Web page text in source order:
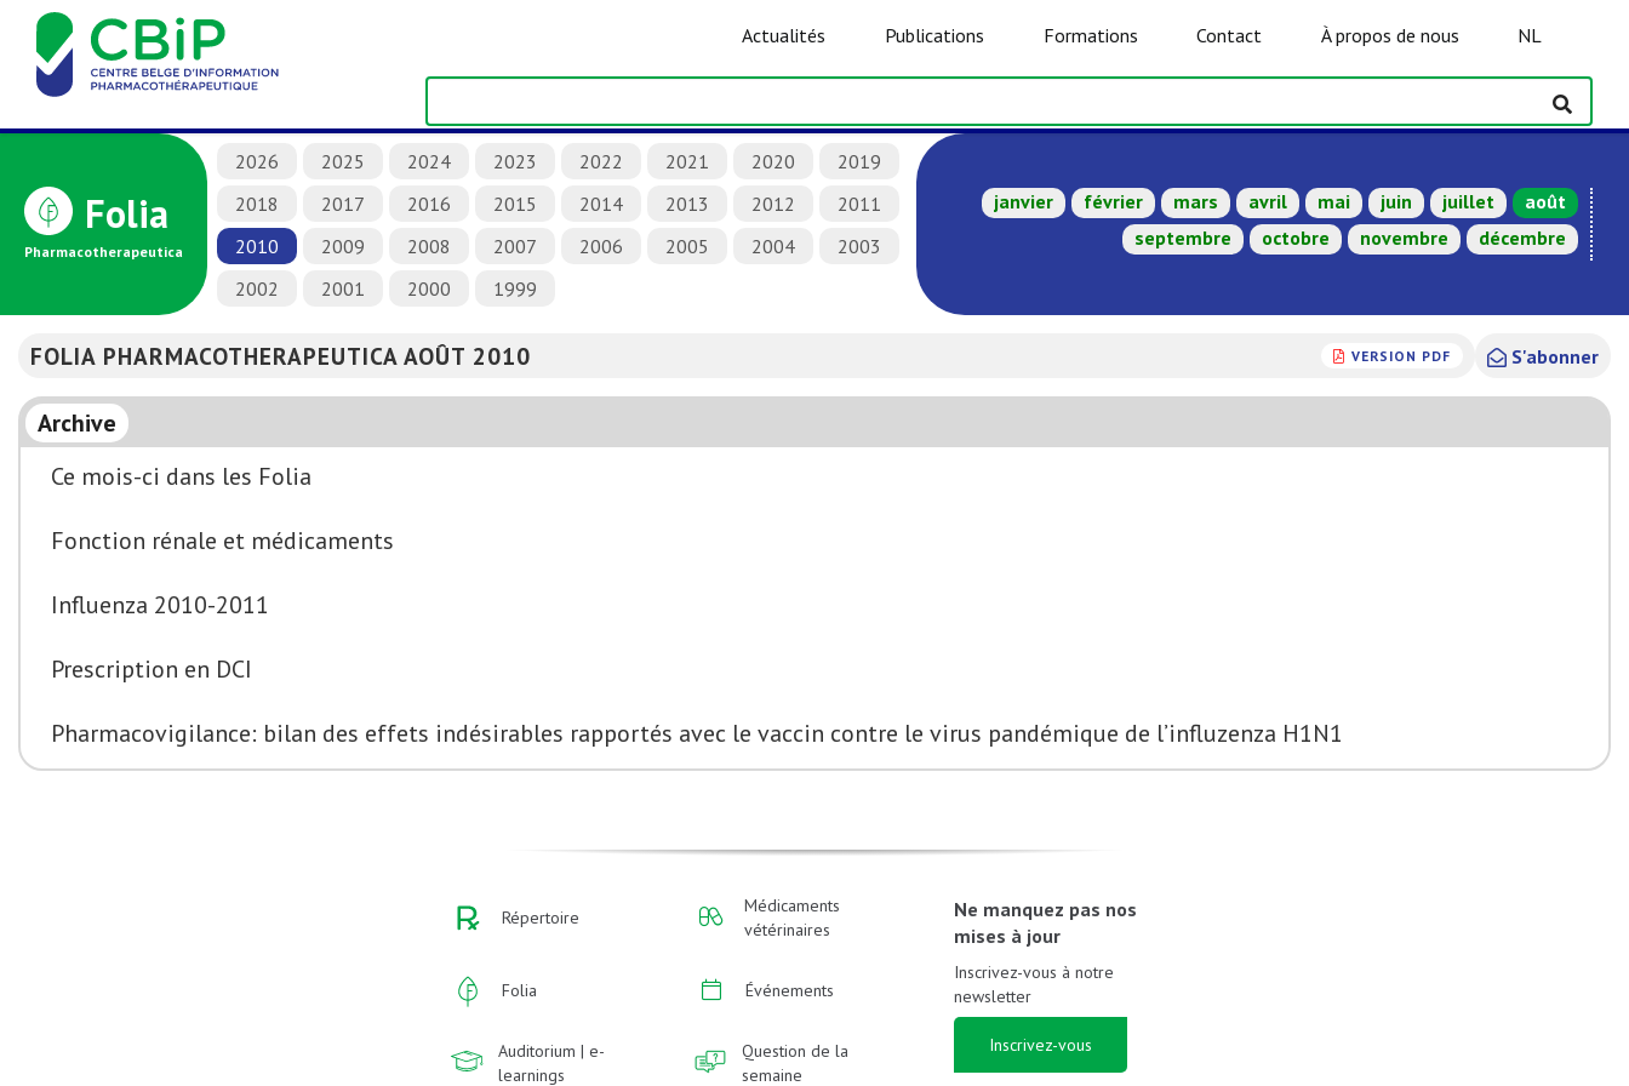
Actualités Publications Formations Contact À propos de nous NL
Folia
Pharmacotherapeutica
2026 2025 2024 2023 2022 2021 2020
2019
2018
2017 2016 2015 2014 2013 2012
2011
2010
2009 2008 2007 2006 2005 2004
2003
2002
2001 2000 1999
janvier février mars avril mai juin juillet
août
septembre
octobre novembre décembre
FOLIA PHARMACOTHERAPEUTICA AOÛT 2010 VERSION PDF S'abonner
Archive
Ce mois-ci dans les Folia
Fonction rénale et médicaments
Influenza 2010-2011
Prescription en DCI
Pharmacovigilance: bilan des effets indésirables rapportés avec le vaccin contre le virus pandémique de l’influzenza H1N1
Répertoire
Folia
Auditorium | e-
learnings
Médicaments
vétérinaires
Événements
Question de la
semaine
Ne manquez pas nos
mises à jour
Inscrivez-vous à notre
newsletter
Inscrivez-vous